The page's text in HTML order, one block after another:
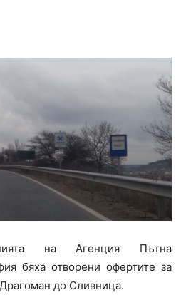
на Агенция Пътна
бяха отворени офертите за
до Сливница.